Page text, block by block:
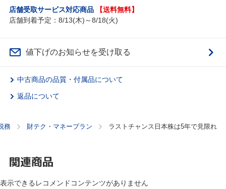
店舗受取サービス対応商品
【送料無料】
店舗到着予定：8/13(木)～8/18(火)
値下げのお知らせを受け取る
中古商品の品質・付属品について
返品について
務 財テク・マネープラン ラストチャンス日本株は5年で見限れ
関連商品
表示できるレコメンドコンテンツがありません